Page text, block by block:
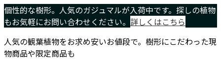
コ
ン
ン
ツ
ナ
ビ
ー
シ
個性的な樹形。人気のガジュマルが入荷中です。探しの植物
もお気軽にお問い合わせください。 詳しくはこちら
人気の観葉植物をお求め安いお値段で。樹形にこだわった現
物商品や限定商品も